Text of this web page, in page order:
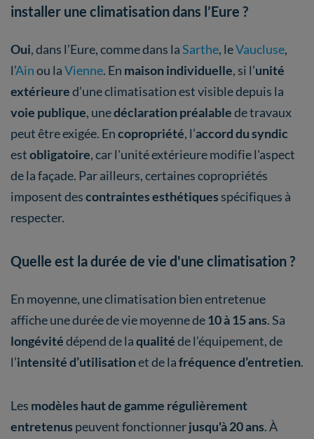
installer une climatisation dans l’Eure ?
Oui, dans l’Eure, comme dans laSarthe, leVaucluse,
l’Ainou laVienne. En maison individuelle, si l’unité
extérieured’une climatisation est visible depuis la
voie publique, unedéclaration préalablede travaux
peut être exigée. Encopropriété, l’accord du syndic
estobligatoire, car l'unité extérieure modifie l'aspect
de la façade. Par ailleurs, certaines copropriétés
imposent descontraintes esthétiques spécifiques à
respecter.
Quelle est la durée de vie d'une climatisation ?
En moyenne, une climatisation bien entretenue
affiche une durée de vie moyenne de10 à 15 ans. Sa
longévitédépend de laqualitéde l’équipement, de
l’intensité d’utilisationet de lafréquence d’entretien.
Les modèles haut de gamme régulièrement
entretenus peuvent fonctionnerjusqu'à 20 ans. À